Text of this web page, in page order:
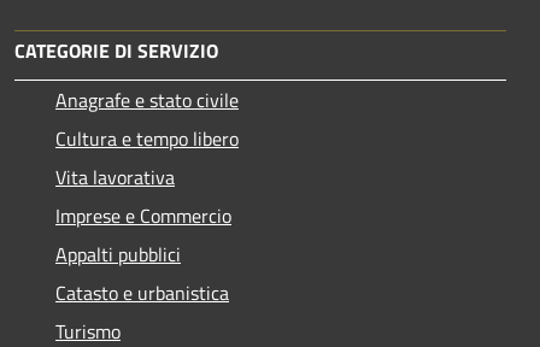
CATEGORIE DI SERVIZIO
Anagrafe e stato civile
Cultura e tempo libero
Vita lavorativa
Imprese e Commercio
Appalti pubblici
Catasto e urbanistica
Turismo